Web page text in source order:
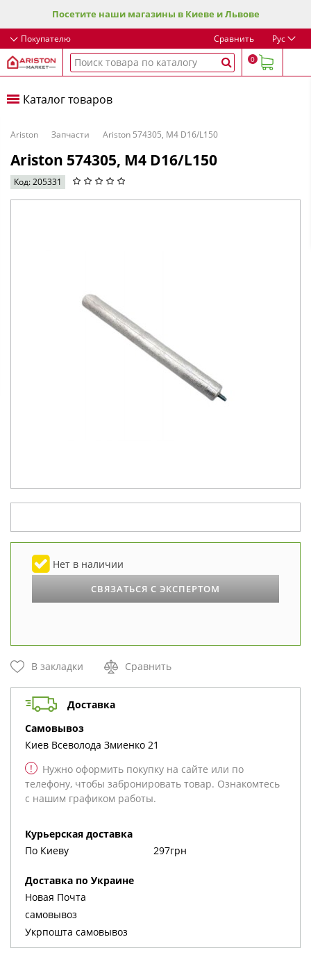
Посетите наши магазины в Киеве и Львове
Покупателю Сравнить Рус
0
Каталог товаров
Ariston Запчасти Ariston 574305, M4 D16/L150
Ariston 574305, M4 D16/L150
Код: 205331
Нет в наличии
СВЯЗАТЬСЯ С ЭКСПЕРТОМ
В закладки Сравнить
Доставка
cамовывоз
Киев Всеволода Змиенко 21
!
Нужно оформить покупку на сайте или по
телефону, чтобы забронировать товар. Ознакомтесь
с нашим графиком работы.
Курьерская доставка
По Киеву
297грн
Доставка по Украине
Новая Почта
cамовывоз
Укрпошта cамовывоз